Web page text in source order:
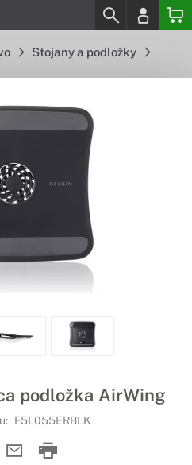
Stojany a podložky
podložka AirWing
F5L055ERBLK